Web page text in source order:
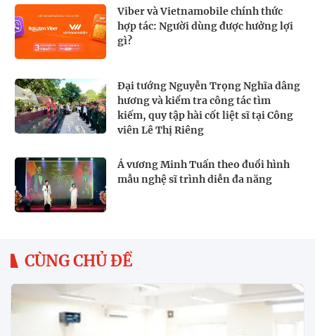
Viber và Vietnamobile chính thức
hợp tác: Người dùng được hưởng lợi
gì?
Đại tướng Nguyễn Trọng Nghĩa dâng
hương và kiểm tra công tác tìm
kiếm, quy tập hài cốt liệt sĩ tại Công
viên Lê Thị Riêng
Á vương Minh Tuấn theo đuổi hình
mẫu nghệ sĩ trình diễn đa năng
CÙNG CHỦ ĐỀ